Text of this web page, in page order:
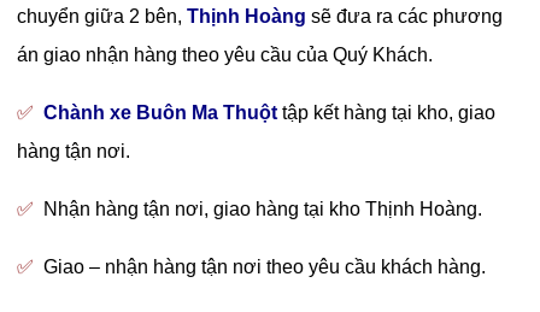
chuyển giữa 2 bên,Thịnh Hoàng sẽ đưa ra các phương
án giao nhận hàng theo yêu cầu của Quý Khách.
✅Chành xe Buôn Ma Thuột tập kết hàng tại kho, giao
hàng tận nơi.
✅ Nhận hàng tận nơi, giao hàng tại kho Thịnh Hoàng.
✅Giao – nhận hàng tận nơi theo yêu cầu khách hàng.